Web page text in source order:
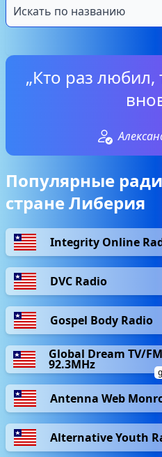
„Кто раз
Популярные
стране Либерия
Integrity Online
DVC Radio
Gospel Body Radio
Global Dream TV/
92.3MHz
Antenna Web
Alternative Youth